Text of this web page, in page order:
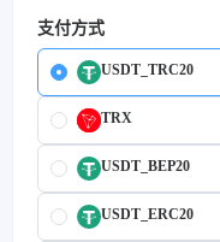
支付方式
USDT_TRC20
TRX
USDT_BEP20
USDT_ERC20